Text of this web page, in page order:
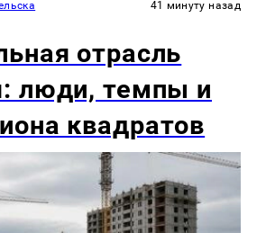
41 минуту назад
отрасль
люди, темпы и
квадратов